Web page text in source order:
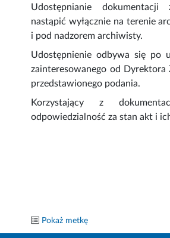
Udostępnianie
nastąpić wyłącznie na terenie
i pod nadzorem archiwisty.
Udostępnienie odbywa się po
zainteresowanego od
przedstawionego podania.
Korzystający z
odpowiedzialność za stan akt i
Pokaż metkę